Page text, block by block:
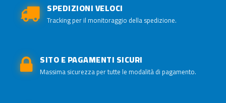
SPEDIZIONI VELOCI
Tracking per il monitoraggio della spedizione.
SITO E PAGAMENTI SICURI
Massima sicurezza per tutte le modalità di pagamento.